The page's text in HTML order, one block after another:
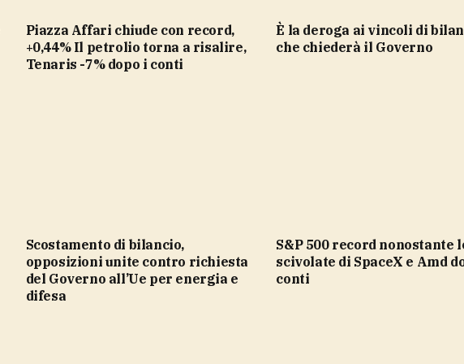
Piazza Affari chiude con record,
+0,44% Il petrolio torna a risalire,
Tenaris -7% dopo i conti
è la deroga ai vincoli di bilancio Ue
che chiederà il Governo
Scostamento di bilancio,
opposizioni unite contro richiesta
del Governo all’Ue per energia e
difesa
S&P 500 record nonostante le
scivolate di SpaceX e Amd
conti